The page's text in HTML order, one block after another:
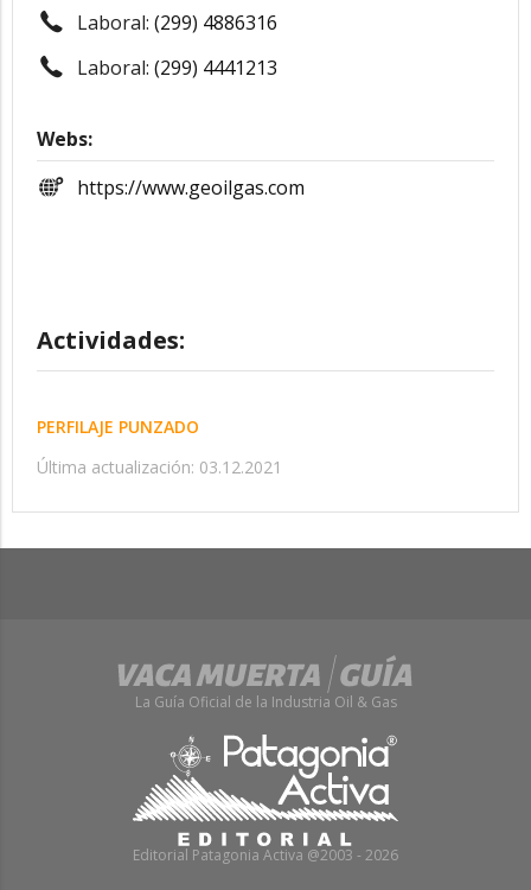
Laboral: (299) 4886316
Laboral: (299) 4441213
Webs:
https://www.geoilgas.com
Actividades:
PERFILAJE PUNZADO
Última actualización: 03.12.2021
La Guía Oficial de la Industria Oil & Gas
Editorial Patagonia Activa @2003 - 2026